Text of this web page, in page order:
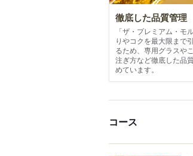
徹底した品質管理
「ザ・プレミアム・モ
りやコクを最大限まで
るため、専用グラスや
注ぎ方など徹底した品
めています。
コース